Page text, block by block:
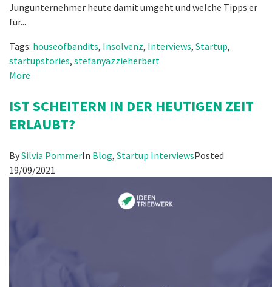
Jungunternehmer heute damit umgeht und welche Tipps er
für...
Tags: houseofbandits, Insolvenz, Interviews, Startup,
startupstories, stefanyazzieherbert
More
IST SCHEITERN IN DER HEUTIGEN ZEIT
ERLAUBT?
BySilvia PommerIn Blog, Startup InterviewsPosted
19/09/2021